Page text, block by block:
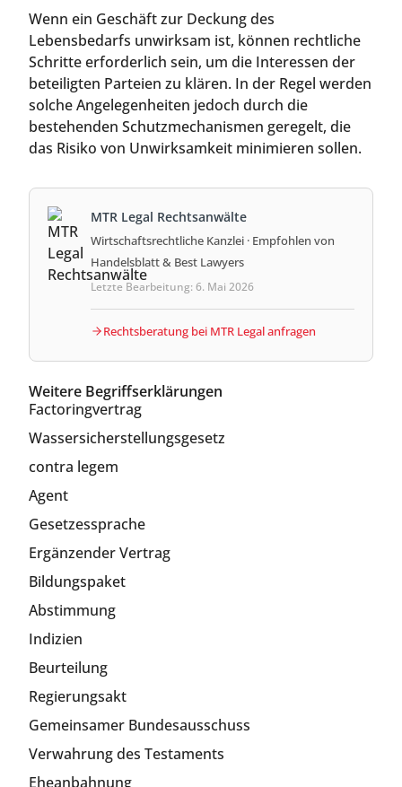
Wenn ein Geschäft zur Deckung des
Lebensbedarfs unwirksam ist, können rechtliche
Schritte erforderlich sein, um die Interessen der
beteiligten Parteien zu klären. In der Regel werden
solche Angelegenheiten jedoch durch die
bestehenden Schutzmechanismen geregelt, die
das Risiko von Unwirksamkeit minimieren sollen.
MTR Legal Rechtsanwälte
Wirtschaftsrechtliche Kanzlei · Empfohlen von
Handelsblatt & Best Lawyers
Letzte Bearbeitung: 6. Mai 2026
Rechtsberatung bei MTR Legal anfragen
Weitere Begriffserklärungen
Factoringvertrag
Wassersicherstellungsgesetz
contra legem
Agent
Gesetzessprache
Ergänzender Vertrag
Bildungspaket
Abstimmung
Indizien
Beurteilung
Regierungsakt
Gemeinsamer Bundesausschuss
Verwahrung des Testaments
Eheanbahnung